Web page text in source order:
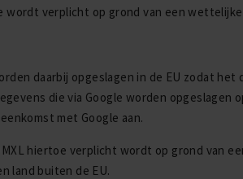
wordt verplicht op grond van een
daarbij opgeslagen in de EU zodat
die via Google worden opgeslagen
met Google aan.
hiertoe verplicht wordt op grond van
land buiten de EU.